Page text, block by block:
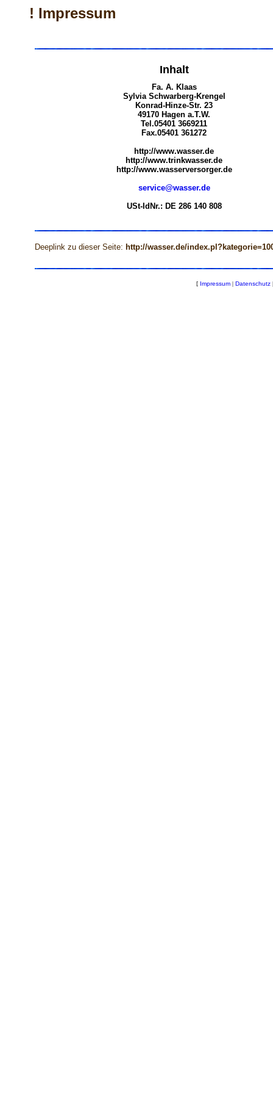
! Impressum
Inhalt
Fa. A. Klaas
Sylvia Schwarberg-Krengel
Konrad-Hinze-Str. 23
49170 Hagen a.T.W.
Tel.05401 3669211
Fax.05401 361272
http://www.wasser.de
http://www.trinkwasser.de
http://www.wasserversorger.de
service@wasser.de
USt-IdNr.: DE 286 140 808
Deeplink zu dieser Seite: http://wasser.de/
[ Impressum | Datenschutz